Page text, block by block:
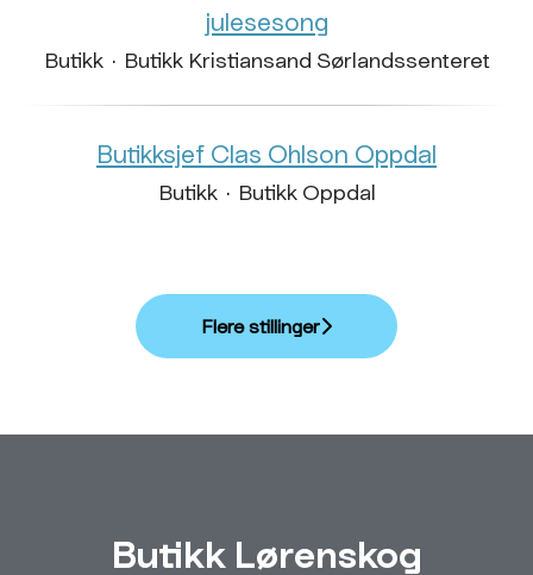
julesesong
Butikk · Butikk Kristiansand Sørlandssenteret
Butikksjef Clas Ohlson Oppdal
Butikk · Butikk Oppdal
Flere stillinger
Butikk Lørenskog